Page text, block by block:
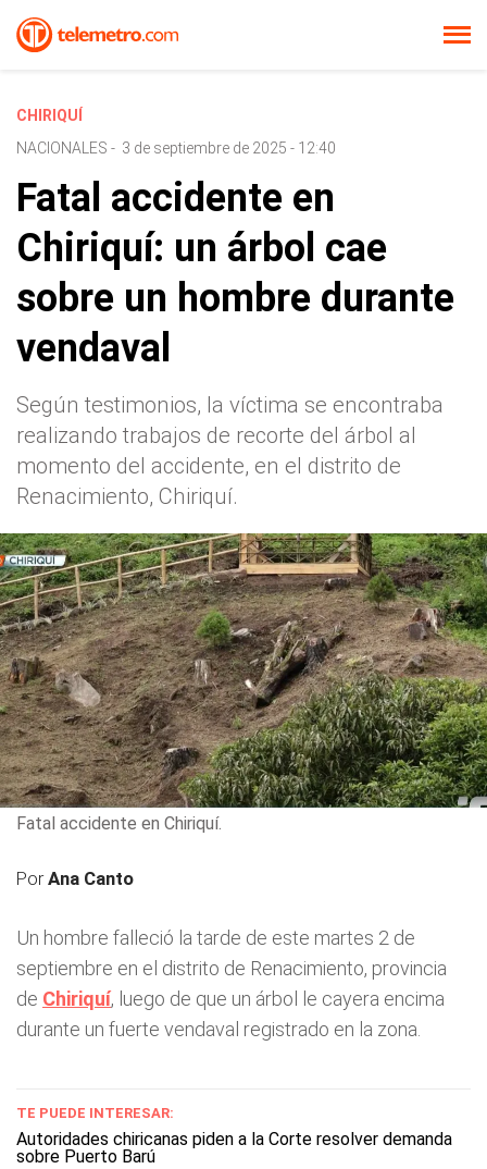
CHIRIQUÍ
NACIONALES - 3 de septiembre de 2025 - 12:40
Fatal accidente en
Chiriquí: un árbol cae
sobre un hombre durante
vendaval
Según testimonios, la víctima se encontraba
realizando trabajos de recorte del árbol al
momento del accidente, en el distrito de
Renacimiento, Chiriquí.
Fatal accidente en Chiriquí.
PorAna Canto
Un hombre falleció la tarde de este martes 2 de
septiembre en el distrito de Renacimiento, provincia
de Chiriquí, luego de que un árbol le cayera encima
durante un fuerte vendaval registrado en la zona.
TE PUEDE INTERESAR:
Autoridades chiricanas piden a la Corte resolver demanda
sobre Puerto Barú